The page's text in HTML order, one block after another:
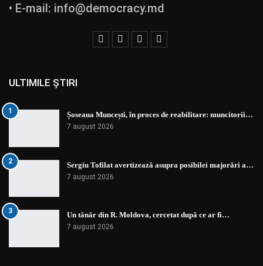
• E-mail: info@democracy.md
ULTIMILE ȘTIRI
1 Șoseaua Muncești, în proces de reabilitare: muncitorii…
7 august 2026
2 Sergiu Tofilat avertizează asupra posibilei majorări a…
7 august 2026
3 Un tânăr din R. Moldova, cercetat după ce ar fi…
7 august 2026